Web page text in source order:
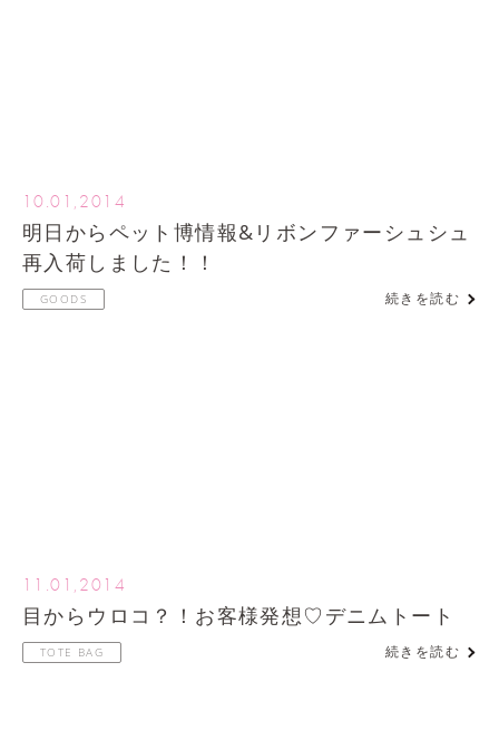
10.01,2014
明日からペット博情報&リボンファーシュシュ
再入荷しました！！
GOODS 続きを読む
11.01,2014
目からウロコ？！お客様発想♡デニムトート
TOTE BAG 続きを読む